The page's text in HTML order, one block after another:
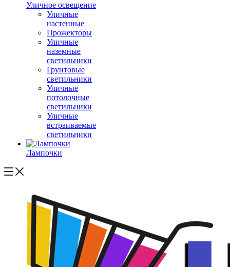
Уличное освещение
Уличные
настенные
Прожекторы
Уличные
наземные
светильники
Грунтовые
светильники
Уличные
потолочные
светильники
Уличные
встраиваемые
светильники
Лампочки